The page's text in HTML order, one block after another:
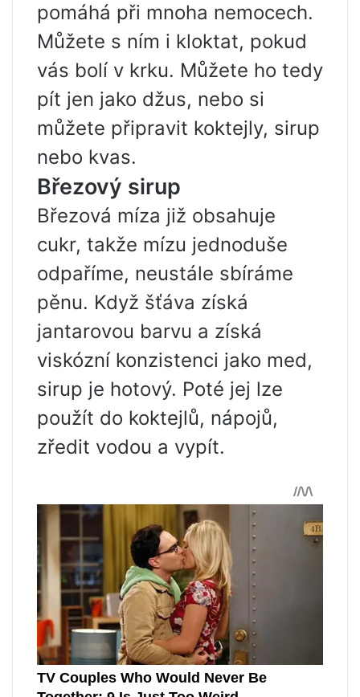
pomáhá při mnoha nemocech.
Můžete s ním i kloktat, pokud
vás bolí v krku. Můžete ho tedy
pít jen jako džus, nebo si
můžete připravit koktejly, sirup
nebo kvas.
Březový sirup
Březová míza již obsahuje
cukr, takže mízu jednoduše
odpaříme, neustále sbíráme
pěnu. Když šťáva získá
jantarovou barvu a získá
viskózní konzistenci jako med,
sirup je hotový. Poté jej lze
použít do koktejlů, nápojů,
zředit vodou a vypít.